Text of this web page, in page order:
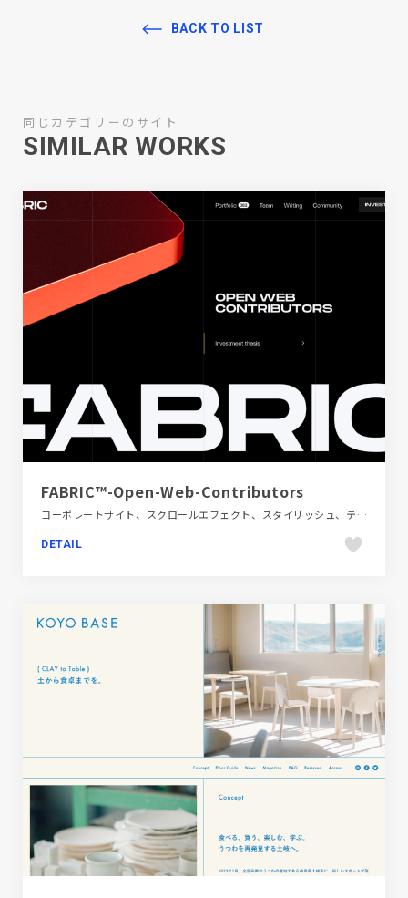
BACK TO LIST
同じカテゴリーのサイト
SIMILAR WORKS
FABRIC™-Open-Web-Contributors
コーポレートサイト、スクロールエフェクト、スタイリッシュ、テクノロジー・サイエンス、ブラック系 、ポップ、海外サイト
DETAIL